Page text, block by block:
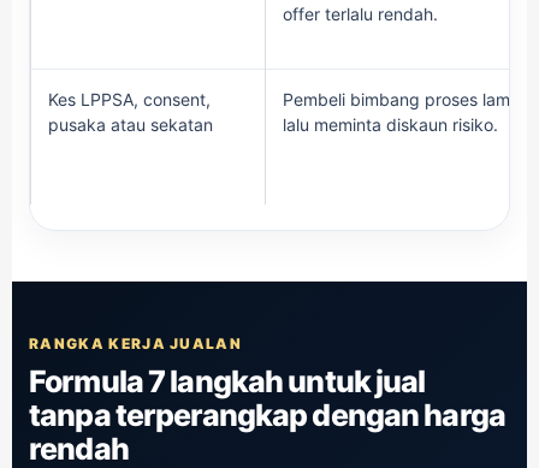
offer terlalu rendah.
Kes LPPSA, consent,
pusaka atau sekatan
Pembeli bimbang proses lambat
lalu meminta diskaun risiko.
RANGKA KERJA JUALAN
Formula 7 langkah untuk jual
tanpa terperangkap dengan harga
rendah